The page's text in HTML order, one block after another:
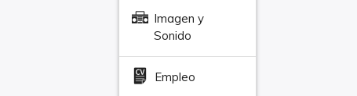
Imagen y
Sonido
Empleo